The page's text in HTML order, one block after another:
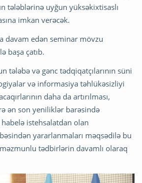
tələblərinə uyğun yüksəkixtisaslı
imkan verəcək.
davam edən seminar mövzu
başa çatıb.
tələbə və gənc tədqiqatçılarının süni
və informasiya təhlükəsizliyi
daha da artırılması,
ən son yeniliklər barəsində
habelə istehsalatdan olan
yararlanmaları məqsədilə bu
tədbirlərin davamlı olaraq